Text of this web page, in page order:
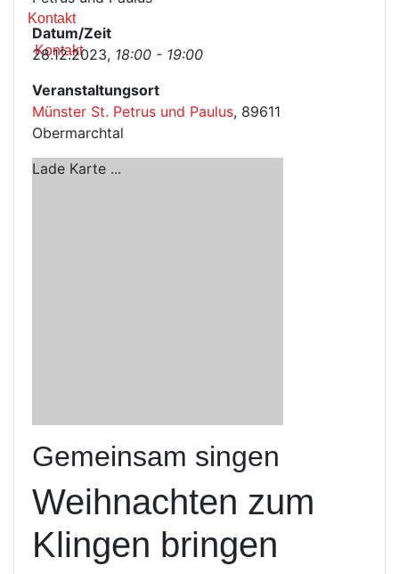
Kontakt
Kontakt
Datum/Zeit
28.12.2023, 18:00 - 19:00
Veranstaltungsort
Münster St. Petrus und Paulus, 89611
Obermarchtal
Lade Karte ...
Gemeinsam singen
Weihnachten zum
Klingen bringen